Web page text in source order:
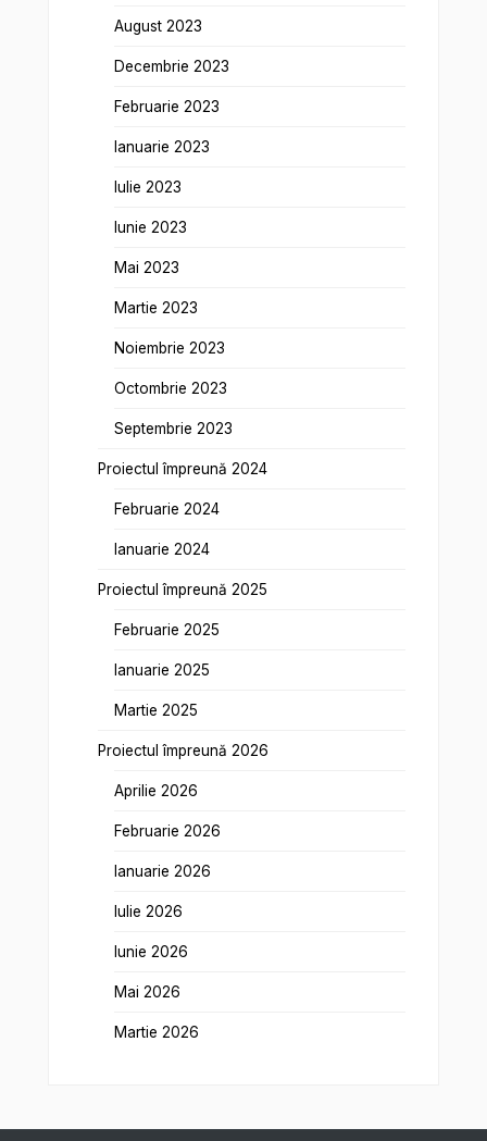
August 2023
Decembrie 2023
Februarie 2023
Ianuarie 2023
Iulie 2023
Iunie 2023
Mai 2023
Martie 2023
Noiembrie 2023
Octombrie 2023
Septembrie 2023
Proiectul împreună 2024
Februarie 2024
Ianuarie 2024
Proiectul împreună 2025
Februarie 2025
Ianuarie 2025
Martie 2025
Proiectul împreună 2026
Aprilie 2026
Februarie 2026
Ianuarie 2026
Iulie 2026
Iunie 2026
Mai 2026
Martie 2026